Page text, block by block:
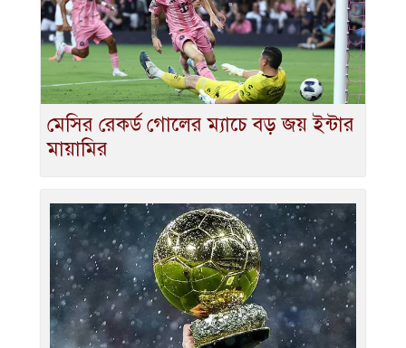
মেসির রেকর্ড গোলের ম্যাচে বড় জয় ইন্টার
মায়ামির